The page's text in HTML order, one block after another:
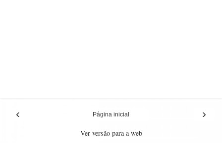
‹ ›
Página inicial
Ver versão para a web